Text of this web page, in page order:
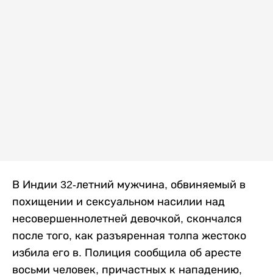
В Индии 32-летний мужчина, обвиняемый в
похищении и сексуальном насилии над
несовершеннолетней девочкой, скончался
после того, как разъяренная толпа жестоко
избила его в. Полиция сообщила об аресте
восьми человек, причастных к нападению,